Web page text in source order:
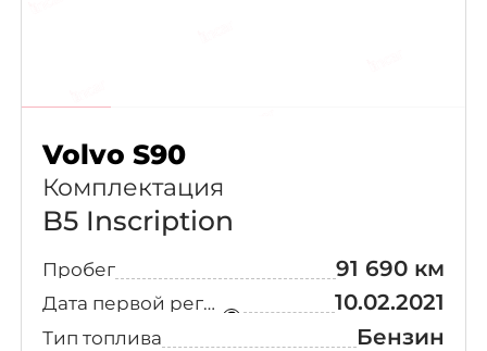
Volvo S90
Комплектация
B5 Inscription
Пробег 91 690 км
Дата первой регистрации 10.02.2021
Тип топлива Бензин